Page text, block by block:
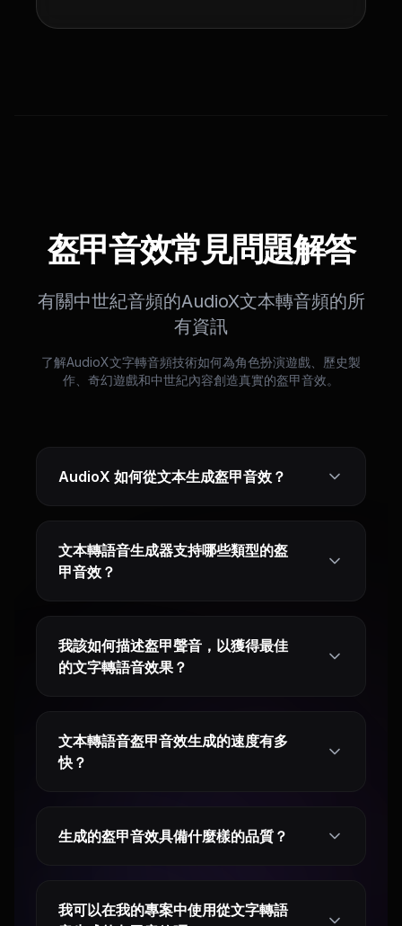
盔甲音效常見問題解答
有關中世紀音頻的AudioX文本轉音頻的所
有資訊
了解AudioX文字轉音頻技術如何為角色扮演遊戲、歷史製
作、奇幻遊戲和中世紀內容創造真實的盔甲音效。
AudioX 如何從文本生成盔甲音效？
文本轉語音生成器支持哪些類型的盔
甲音效？
我該如何描述盔甲聲音，以獲得最佳
的文字轉語音效果？
文本轉語音盔甲音效生成的速度有多
快？
生成的盔甲音效具備什麼樣的品質？
我可以在我的專案中使用從文字轉語